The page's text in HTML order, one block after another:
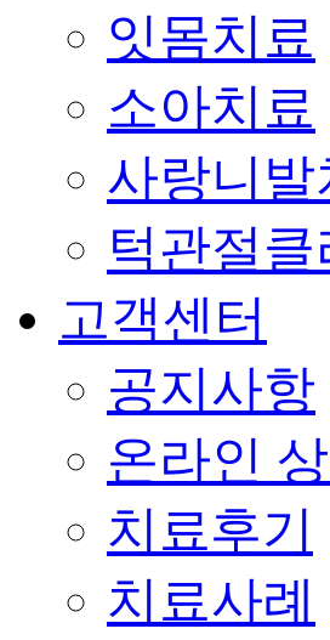
잇몸치료
소아치료
사랑니발
턱관절클
고객센터
공지사항
온라인
치료후기
치료사례